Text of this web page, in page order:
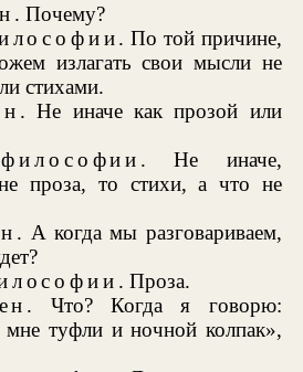
. Почему?
. По той причине,
излагать свои мысли не
стихами.
. Не иначе как прозой или
. Не иначе,
проза, то стихи, а что не
. А когда мы разговариваем,
. Проза.
. Что? Когда я говорю:
туфли и ночной колпак»,